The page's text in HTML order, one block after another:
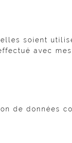
soient
avec mes
de données